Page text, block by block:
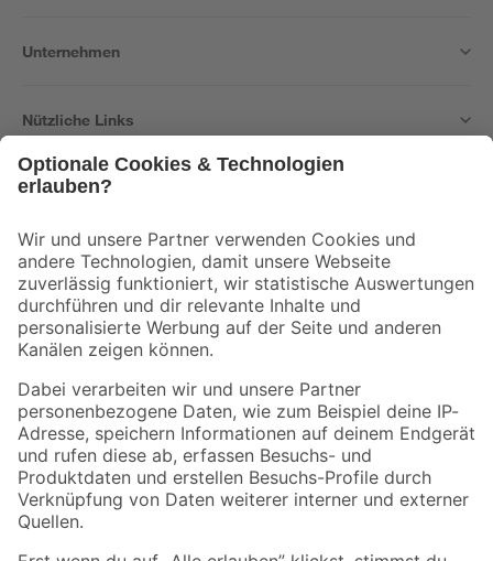
Unternehmen
Nützliche Links
Der toom Newsletter: Keine Angebote und Aktionen mehr verpassen!
Zur Newsletter Anmeldung
Folge uns
Zahlungsarten Versandarten
Sicher einkaufen